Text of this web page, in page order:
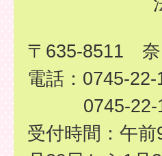
〒635-8511 奈
電話：0745-22-
0745-
受付時間：午